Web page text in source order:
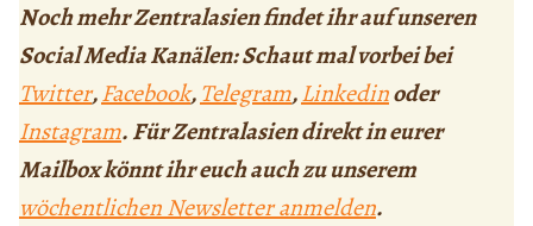
Noch mehr Zentralasien findet ihr auf unseren
Social Media Kanälen: Schaut mal vorbei bei
Twitter,Facebook,Telegram,Linkedinoder
Instagram. Für Zentralasien direkt in eurer
Mailbox könnt ihr euch auch zu unserem
wöchentlichen Newsletter anmelden.